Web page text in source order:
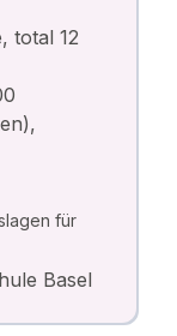
total 12
für
Basel